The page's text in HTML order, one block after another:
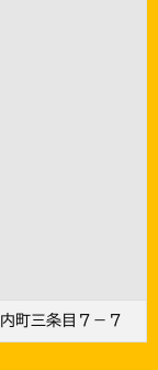
町三条目７−７